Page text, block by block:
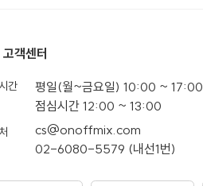
고객센터
간
평일(월~금요일) 10:00 ~ 17:00
점심시간 12:00 ~ 13:00
cs@onoffmix.com
02-6080-5579 (내선1번)